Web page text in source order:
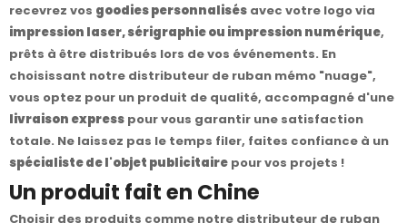
recevrez vos goodies personnalisés avec votre logo via
impression laser, sérigraphie ou impression numérique,
prêts à être distribués lors de vos événements. En
choisissant notre distributeur de ruban mémo "nuage",
vous optez pour un produit de qualité, accompagné d'une
livraison express pour vous garantir une satisfaction
totale. Ne laissez pas le temps filer, faites confiance à un
spécialiste de l'objet publicitaire pour vos projets !
Un produit fait en Chine
Choisir des produits comme notre distributeur de ruban